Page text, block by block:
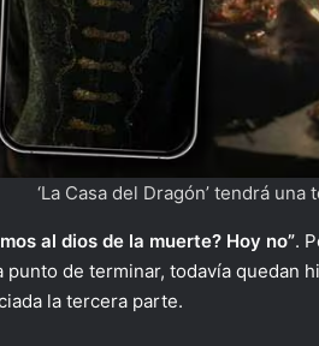
‘La Casa del Dragón’ tendrá
al dios de la muerte? Hoy no”.
punto de terminar, todavía quedan
la tercera parte.